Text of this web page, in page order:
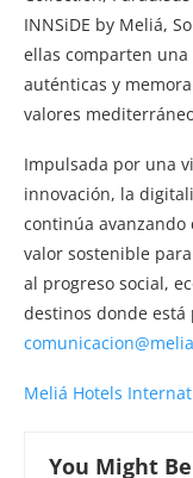
INNSiDE by Meliá,
ellas comparten
auténticas y
valores
Impulsada por una
innovación, la
continúa
valor sostenible
al progreso social,
destinos donde está
Meliá Hotels
You Might